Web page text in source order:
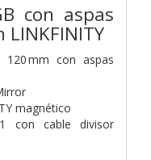
con aspas
120 mm con aspas
magnético
con cable divisor